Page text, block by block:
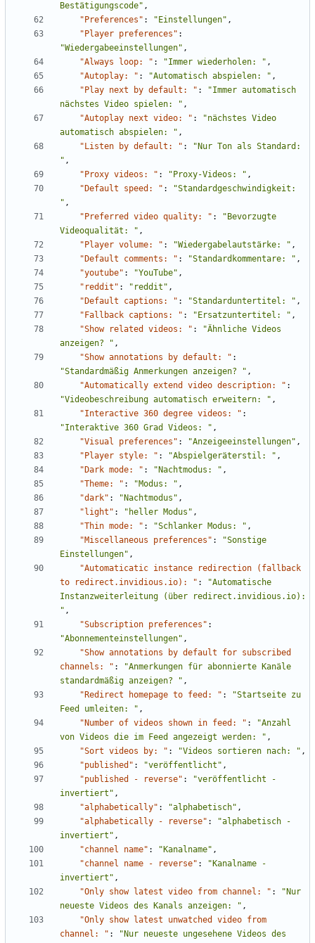
Bestätigungscode" ,
"Preferences" : "Einstellungen" ,
"Player preferences" :
"Wiedergabeeinstellungen" ,
"Always loop: " : "Immer wiederholen: " ,
"Autoplay: " : "Automatisch abspielen: " ,
"Play next by default: " :
"Immer automatisch
nächstes Video spielen: " ,
"Autoplay next video: " :
"nächstes Video
automatisch abspielen: " ,
"Listen by default: " :
"Nur Ton als Standard:
" ,
"Proxy videos: " : "Proxy-Videos: " ,
"Default speed: " :
"Standardgeschwindigkeit:
" ,
"Preferred video quality: " :
"Bevorzugte
Videoqualität: " ,
"Player volume: " : "Wiedergabelautstärke: " ,
"Default comments: " : "Standardkommentare: " ,
"youtube" : "YouTube" ,
"reddit" : "reddit" ,
"Default captions: " : "Standarduntertitel: " ,
"Fallback captions: " : "Ersatzuntertitel: " ,
"Show related videos: " :
"Ähnliche Videos
anzeigen? " ,
"Show annotations by default: " :
"Standardmäßig Anmerkungen anzeigen? " ,
"Automatically extend video description: " :
"Videobeschreibung automatisch erweitern: " ,
"Interactive 360 degree videos: " :
"Interaktive 360 Grad Videos: " ,
"Visual preferences" : "Anzeigeeinstellungen" ,
"Player style: " : "Abspielgeräterstil: " ,
"Dark mode: " : "Nachtmodus: " ,
"Theme: " : "Modus: " ,
"dark" : "Nachtmodus" ,
"light" : "heller Modus" ,
"Thin mode: " : "Schlanker Modus: " ,
"Miscellaneous preferences" :
"Sonstige
Einstellungen" ,
"Automaticatic instance redirection (fallback
to redirect.invidious.io): " :
"Automatische
Instanzweiterleitung (über redirect.invidious.io):
" ,
"Subscription preferences" :
"Abonnementeinstellungen" ,
"Show annotations by default for subscribed
channels: " :
"Anmerkungen für abonnierte Kanäle
standardmäßig anzeigen? " ,
"Redirect homepage to feed: " :
"Startseite zu
Feed umleiten: " ,
"Number of videos shown in feed: " :
"Anzahl
von Videos die im Feed angezeigt werden: " ,
"Sort videos by: " : "Videos sortieren nach: " ,
"published" : "veröffentlicht" ,
"published - reverse" :
"veröffentlicht -
invertiert" ,
"alphabetically" : "alphabetisch" ,
"alphabetically - reverse" :
"alphabetisch -
invertiert" ,
"channel name" : "Kanalname" ,
"channel name - reverse" :
"Kanalname -
invertiert" ,
"Only show latest video from channel: " :
"Nur
neueste Videos des Kanals anzeigen: " ,
"Only show latest unwatched video from
channel: " : "Nur neueste ungesehene Videos des